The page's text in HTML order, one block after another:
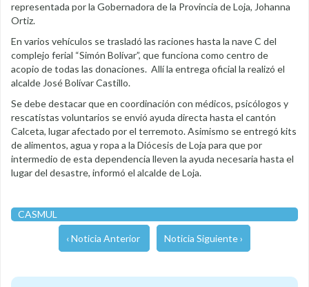
representada por la Gobernadora de la Provincia de Loja, Johanna
Ortiz.
En varios vehículos se trasladó las raciones hasta la nave C del
complejo ferial “Simón Bolívar”, que funciona como centro de
acopio de todas las donaciones. Allí la entrega oficial la realizó el
alcalde José Bolívar Castillo.
Se debe destacar que en coordinación con médicos, psicólogos y
rescatistas voluntarios se envió ayuda directa hasta el cantón
Calceta, lugar afectado por el terremoto. Asimismo se entregó kits
de alimentos, agua y ropa a la Diócesis de Loja para que por
intermedio de esta dependencia lleven la ayuda necesaria hasta el
lugar del desastre, informó el alcalde de Loja.
CASMUL
‹ Noticia Anterior Noticia Siguiente ›